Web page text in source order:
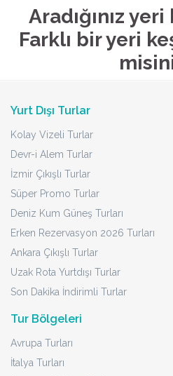
Aradığınız
Farklı bir yeri
Yurt Dışı Turlar
Kolay Vizeli Turlar
Devr-i Alem Turlar
İzmir Çıkışlı Turlar
Süper Promo Turlar
Deniz Kum Güneş Turları
Erken Rezervasyon 2026 Turları
Ankara Çıkışlı Turlar
Uzak Rota Yurtdışı Turlar
Son Dakika İndirimli Turlar
Tur Bölgeleri
Avrupa Turları
İtalya Turları